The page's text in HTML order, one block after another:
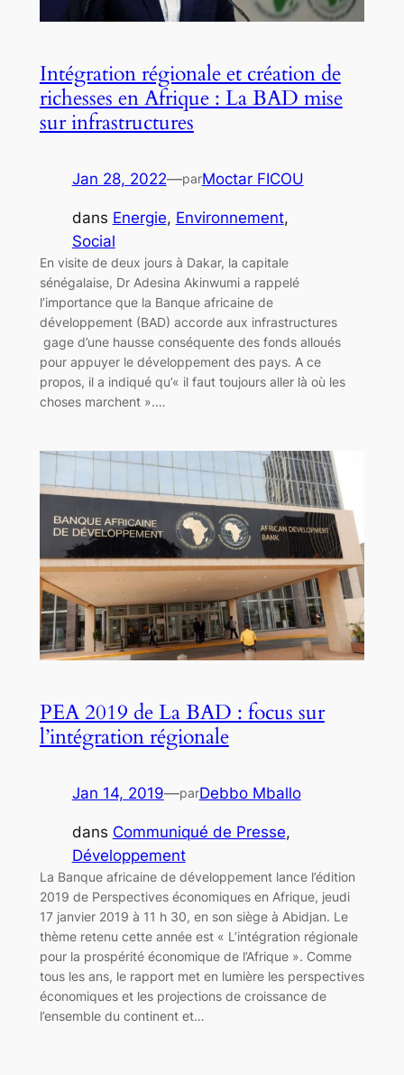
Intégration régionale et création de
richesses en Afrique : La BAD mise
sur infrastructures
Jan 28, 2022—parMoctar FICOU
dans Energie, Environnement
Social
En visite de deux jours à Dakar, la capitale
sénégalaise, Dr Adesina Akinwumi a rappelé
l’importance que la Banque africaine de
développement (BAD) accorde aux infrastructures
gage d’une hausse conséquente des fonds alloués
pour appuyer le développement des pays. A ce
propos, il a indiqué qu’« il faut toujours aller là où les
choses marchent ».…
PEA 2019 de La BAD : focus sur
l’intégration régionale
Jan 14, 2019—parDebbo Mballo
dans Communiqué de Presse
Développement
La Banque africaine de développement lance l’édition
2019 de Perspectives économiques en Afrique, jeudi
17 janvier 2019 à 11 h 30, en son siège à Abidjan. Le
thème retenu cette année est « L’intégration régionale
pour la prospérité économique de l’Afrique ». Comme
tous les ans, le rapport met en lumière les perspectives
économiques et les projections de croissance de
l’ensemble du continent et…